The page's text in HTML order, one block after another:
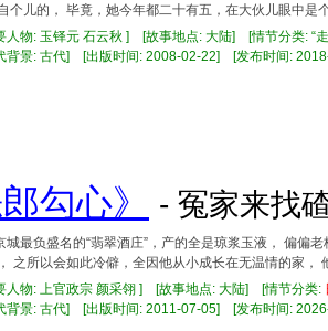
个儿的， 毕竟，她今年都二十有五，在大伙儿眼中是
人物: 玉铎元 石云秋 ] [故事地点: 大陆] [情节分类: “
背景: 古代] [出版时间: 2008-02-22] [发布时间:
勾心》 - 冤家来找
城最负盛名的“翡翠酒庄”，产的全是琼浆玉液， 偏
之所以会如此冷僻，全因他从小成长在无温情的家，
人物: 上官政宗 颜采翎 ] [故事地点: 大陆] [情节分类:
背景: 古代] [出版时间: 2011-07-05] [发布时间: